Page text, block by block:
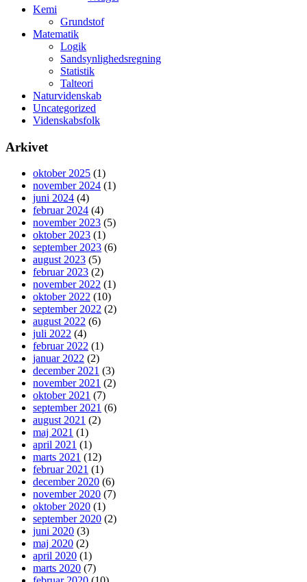
Kemi
Grundstof
Matematik
Logik
Sandsynlighedsregning
Statistik
Talteori
Naturvidenskab
Uncategorized
Videnskabsfolk
Arkivet
oktober 2025 (1)
november 2024 (1)
juni 2024 (4)
februar 2024 (4)
november 2023 (5)
oktober 2023 (1)
september 2023 (6)
august 2023 (5)
februar 2023 (2)
november 2022 (1)
oktober 2022 (10)
september 2022 (2)
august 2022 (6)
juli 2022 (4)
februar 2022 (1)
januar 2022 (2)
december 2021 (3)
november 2021 (2)
oktober 2021 (7)
september 2021 (6)
august 2021 (2)
maj 2021 (1)
april 2021 (1)
marts 2021 (12)
februar 2021 (1)
december 2020 (6)
november 2020 (7)
oktober 2020 (1)
september 2020 (2)
juni 2020 (3)
maj 2020 (2)
april 2020 (1)
marts 2020 (7)